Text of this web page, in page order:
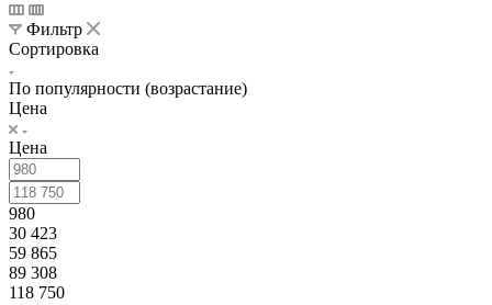
Фильтр
Сортировка
По популярности (возрастание)
Цена
Цена
980
30 423
59 865
89 308
118 750